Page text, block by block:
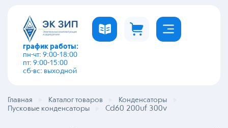
график работы:
пн-чт: 9:00-18:00
пт: 9:00-15:00
сб-вс: выходной
Главная Каталог товаров
Конденсаторы
Пусковые конденсаторы
Cd60 200uf 300v